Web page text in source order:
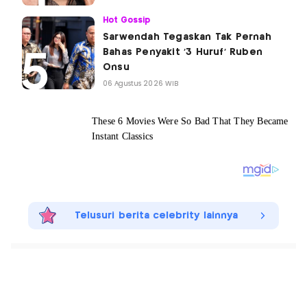
Hot Gossip
Sarwendah Tegaskan Tak Pernah
Bahas Penyakit '3 Huruf' Ruben
Onsu
06 Agustus 2026 WIB
Telusuri berita celebrity lainnya